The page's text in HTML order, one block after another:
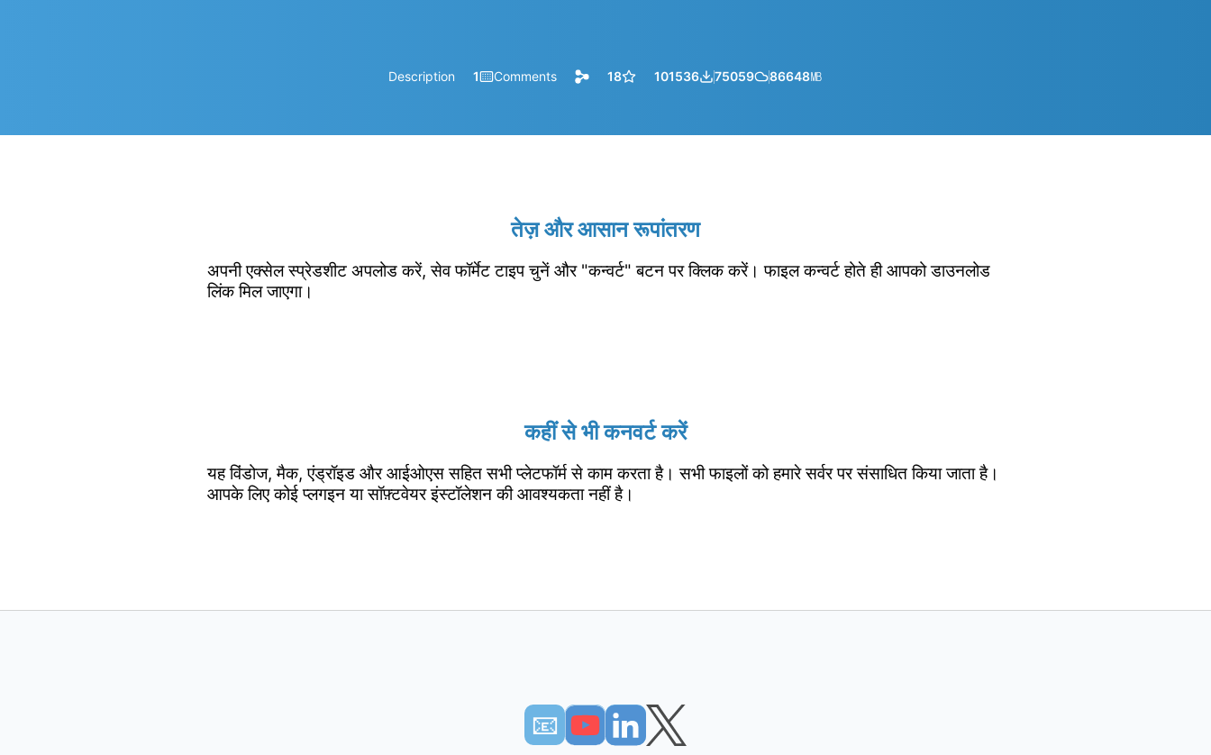
Description 1 Comments 18 101536 75059 86648㎆︎
तेज़ और आसान रूपांतरण
अपनी एक्सेल स्प्रेडशीट अपलोड करें, सेव फॉर्मेट टाइप चुनें और "कन्वर्ट" बटन पर क्लिक करें। फाइल कन्वर्ट होते ही आपको डाउनलोड
लिंक मिल जाएगा।
कहीं से भी कनवर्ट करें
यह विंडोज, मैक, एंड्रॉइड और आईओएस सहित सभी प्लेटफॉर्म से काम करता है। सभी फाइलों को हमारे सर्वर पर संसाधित किया जाता है।
आपके लिए कोई प्लगइन या सॉफ़्टवेयर इंस्टॉलेशन की आवश्यकता नहीं है।
📧︎